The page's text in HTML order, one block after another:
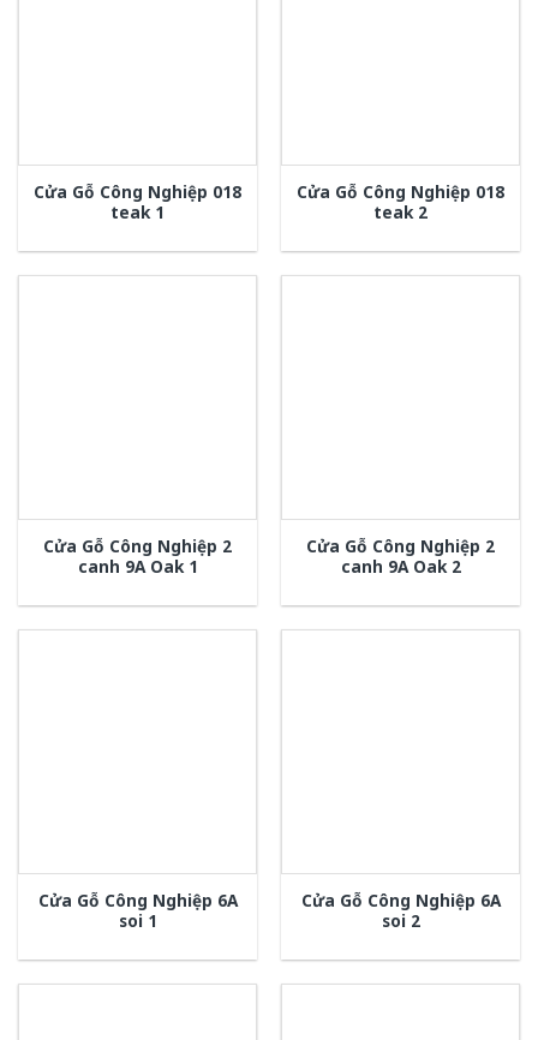
Cửa Gỗ Công Nghiệp 018
teak 1
Cửa Gỗ Công Nghiệp 018
teak 2
Cửa Gỗ Công Nghiệp 2
canh 9A Oak 1
Cửa Gỗ Công Nghiệp 2
canh 9A Oak 2
Cửa Gỗ Công Nghiệp 6A
soi 1
Cửa Gỗ Công Nghiệp 6A
soi 2